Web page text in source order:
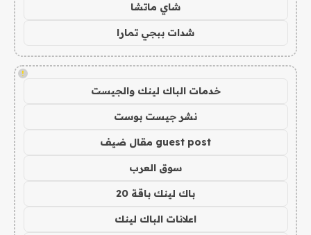
شاي ماتشا
شدات ببجي تمارا
!
خدمات الباك لينك والجيست
نشر جيست بوست
guest post مقال ضيف
سوق العرب
باك لينك باقة 20
اعلانات الباك لينك